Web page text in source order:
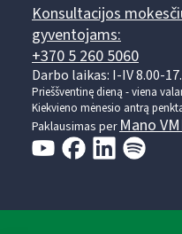
Konsultacijos
gyventojams:
+370 5 260 5060
Darbo laikas: I-IV 8.00-
Prieššventinę dieną - viena
Kiekvieno mėnesio antrą
Paklausimas per Mano